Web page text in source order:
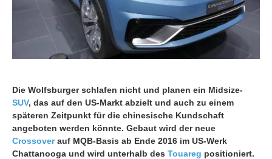
Die Wolfsburger schlafen nicht und planen ein Midsize-
SUV, das auf den US-Markt abzielt und auch zu einem
späteren Zeitpunkt für die chinesische Kundschaft
angeboten werden könnte. Gebaut wird der neue
Crossoverauf MQB-Basis ab Ende 2016 im US-Werk
Chattanooga und wird unterhalb des Touareg positioniert.